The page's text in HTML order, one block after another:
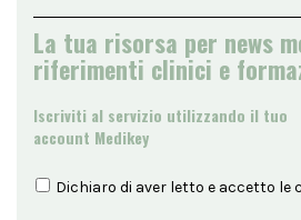
La tua risorsa per news
riferimenti clinici e
Iscriviti al servizio utilizzando il tuo
account Medikey
Dichiaro di aver letto e accetto le